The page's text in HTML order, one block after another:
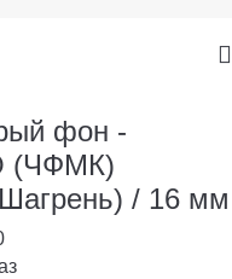
фон -
(ЧФМК)
/ 16 мм